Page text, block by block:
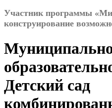
Участник программы
конструирование
Детский сад